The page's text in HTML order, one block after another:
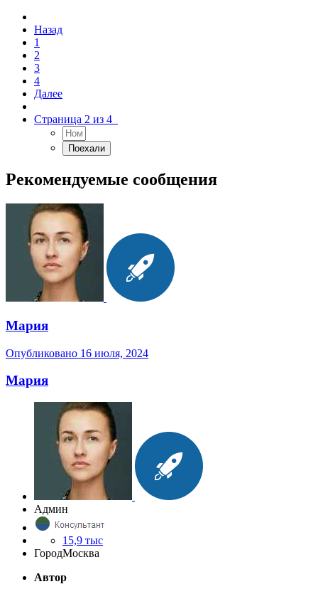
Назад
1
2
3
4
Далее
Страница 2 из 4
Рекомендуемые сообщения
Мария
Опубликовано 16 июля, 2024
Мария
Админ
15,9 тыс
ГородМосква
Автор